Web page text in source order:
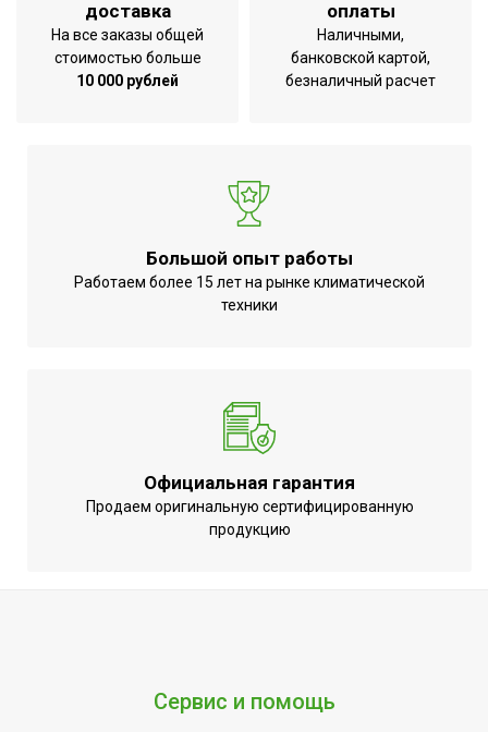
Ширина товара
100 см
Глубина товара
34 см
Ширина упаковки товара
101 см
доставка
На все заказы общей
стоимостью больше
10 000 рублей
оплаты
Наличными,
банковской картой,
безналичный расчет
Большой опыт работы
Работаем более 15 лет на рынке климатической
техники
Официальная гарантия
Продаем оригинальную сертифицированную
продукцию
Сервис и помощь